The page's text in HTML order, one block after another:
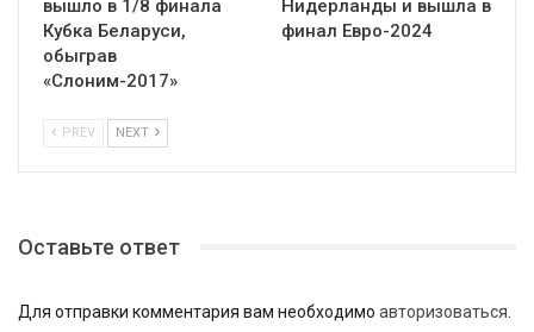
вышло в 1/8 финала
Кубка Беларуси,
обыграв
«Слоним-2017»
Нидерланды и вышла в
финал Евро-2024
PREV NEXT
Оставьте ответ
Для отправки комментария вам необходимо авторизоваться